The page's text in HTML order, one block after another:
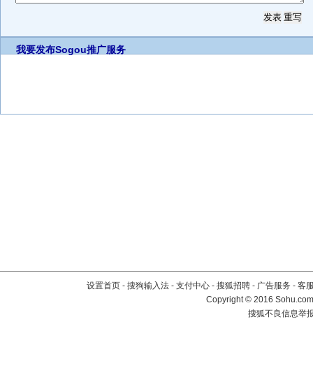
我要发布Sogou推广服务
设置首页 - 搜狗输入法 - 支付中心 - 搜狐招聘 - 广告服务 - 客
Copyright©2016
搜狐不良信息举